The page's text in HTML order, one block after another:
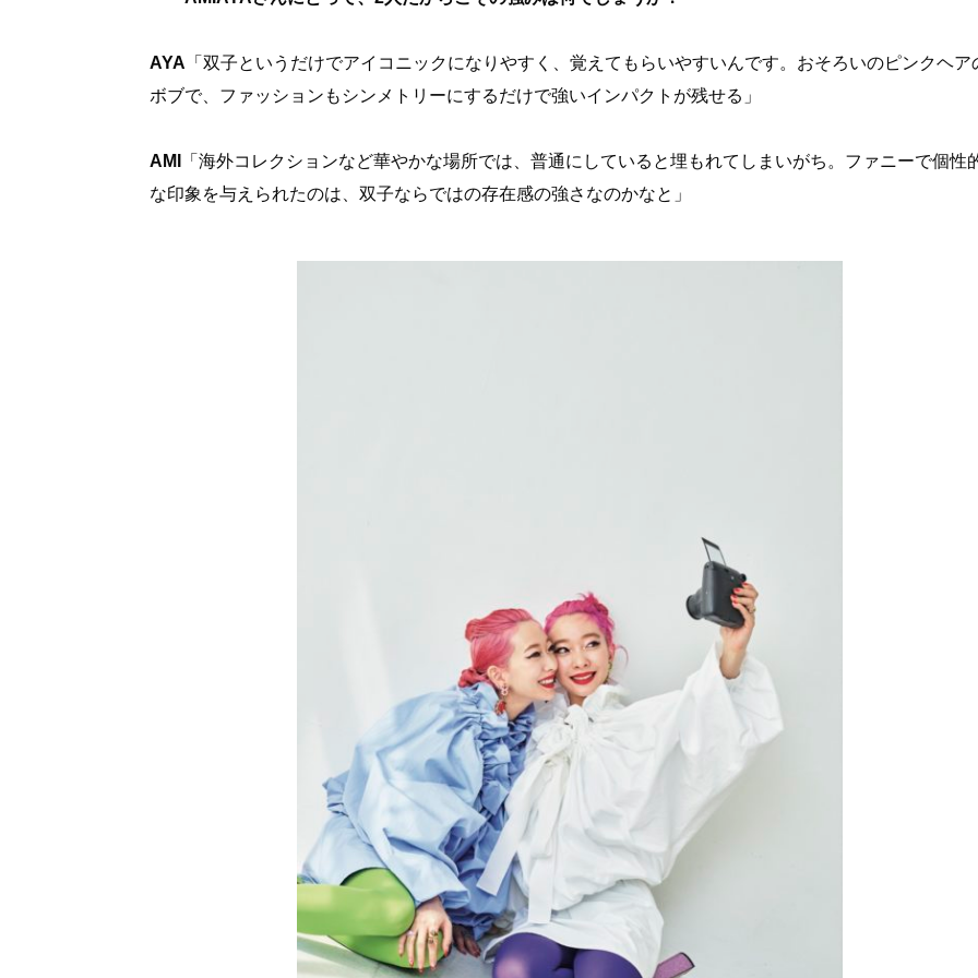
AYA 「双子というだけでアイコニックになりやすく、覚えてもらいやすいんです。おそろいのピンクヘア
ボブで、ファッションもシンメトリーにするだけで強いインパクトが残せる」
AMI
「海外コレクションなど華やかな場所では、普通にしていると埋もれてしまいがち。ファニーで個性
な印象を与えられたのは、双子ならではの存在感の強さなのかなと」